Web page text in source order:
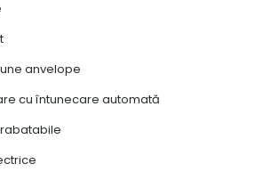
anvelope
cu întunecare automată